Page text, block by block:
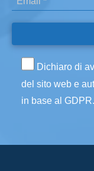
Dichiaro di
del sito web e
in base al GDPR.